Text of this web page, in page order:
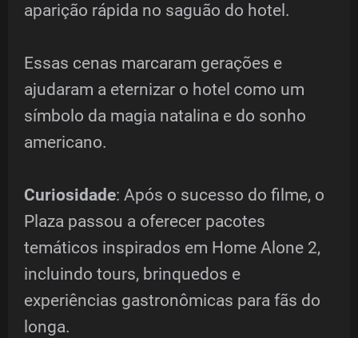
aparição rápida no saguão do hotel.
Essas cenas marcaram gerações e
ajudaram a eternizar o hotel como um
símbolo da magia natalina e do sonho
americano.
Curiosidade: Após o sucesso do filme, o
Plaza passou a oferecer pacotes
temáticos inspirados em Home Alone 2,
incluindo tours, brinquedos e
experiências gastronômicas para fãs do
longa.